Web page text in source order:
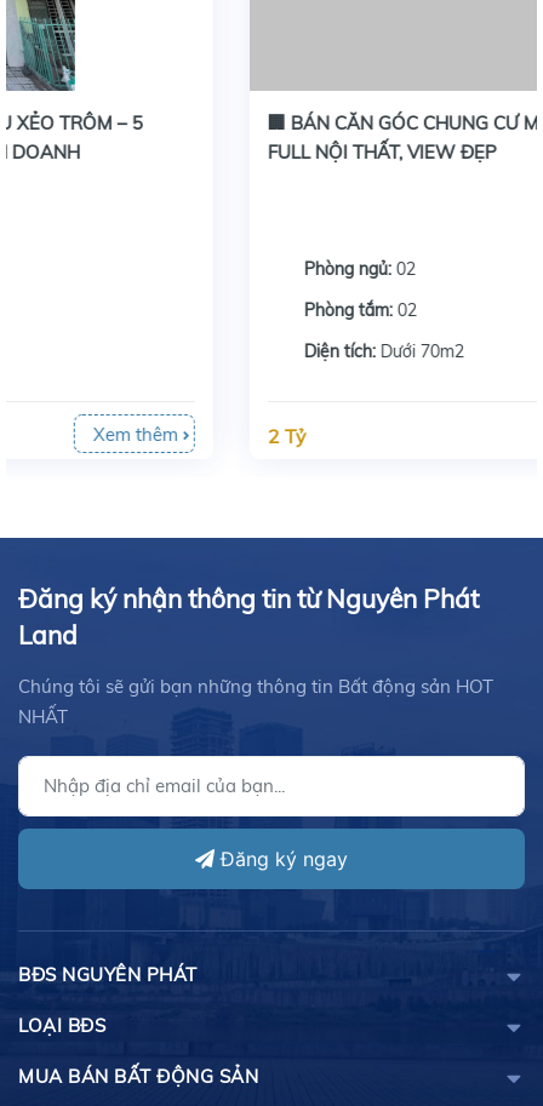
🏢 BÁN CĂN GÓC CHUNG CƯ MARINA TẦNG 17 –
FULL NỘI THẤT, VIEW ĐẸP
2 Tỷ
Đăng ký nhận thông tin từ Nguyên Phát
Land
Chúng tôi sẽ gửi bạn những thông tin Bất động sản HOT
NHẤT
Đăng ký ngay
BĐS NGUYÊN PHÁT
LOẠI BĐS
MUA BÁN BẤT ĐỘNG SẢN